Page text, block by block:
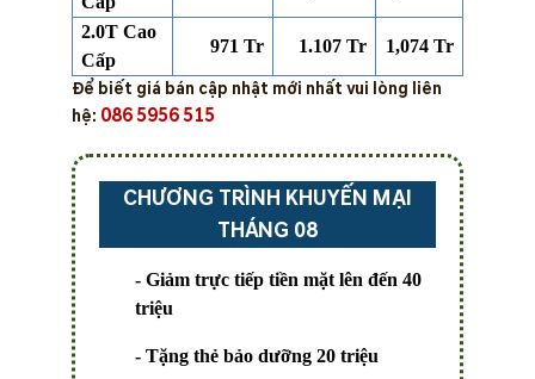
2.0T Cao
Cấp
971 Tr 1.107 Tr 1,074 Tr
Để biết giá bán cập nhật mới nhất vui lòng liên
hệ: 086 5956 515
CHƯƠNG TRÌNH KHUYẾN MẠI
THÁNG 08
- Giảm trực tiếp tiền mặt lên đến 40
triệu
- Tặng thẻ bảo dưỡng 20 triệu